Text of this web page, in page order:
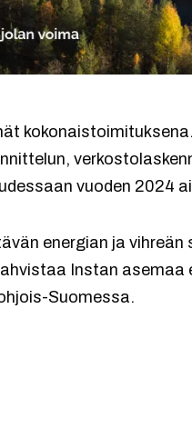
vuoden 2024
energian ja vihreän
Instan asemaa
Suomessa.